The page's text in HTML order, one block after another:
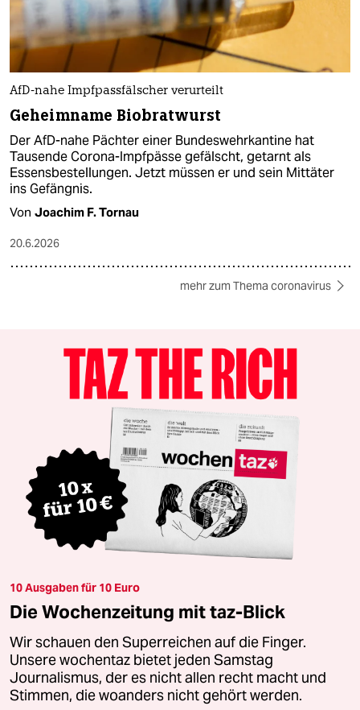
AfD-nahe Impfpassfälscher verurteilt
Geheimname Biobratwurst
Der AfD-nahe Pächter einer Bundeswehrkantine hat
Tausende Corona-Impfpässe gefälscht, getarnt als
Essensbestellungen. Jetzt müssen er und sein Mittäter
ins Gefängnis.
Von Joachim F. Tornau
20.6.2026
mehr zum Thema coronavirus
10 Ausgaben für 10 Euro
Die Wochenzeitung mit taz-Blick
Wir schauen den Superreichen auf die Finger.
Unsere wochentaz bietet jeden Samstag
Journalismus, der es nicht allen recht macht und
Stimmen, die woanders nicht gehört werden.